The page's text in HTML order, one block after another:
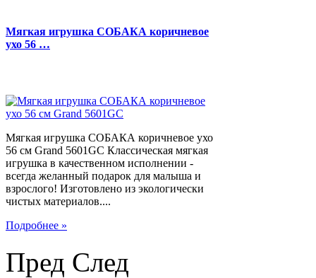
Мягкая игрушка СОБАКА коричневое
ухо 56 …
Мягкая игрушка СОБАКА коричневое ухо
56 см Grand 5601GC Классическая мягкая
игрушка в качественном исполнении -
всегда желанный подарок для малыша и
взрослого! Изготовлено из экологически
чистых материалов....
Подробнее »
Пред След